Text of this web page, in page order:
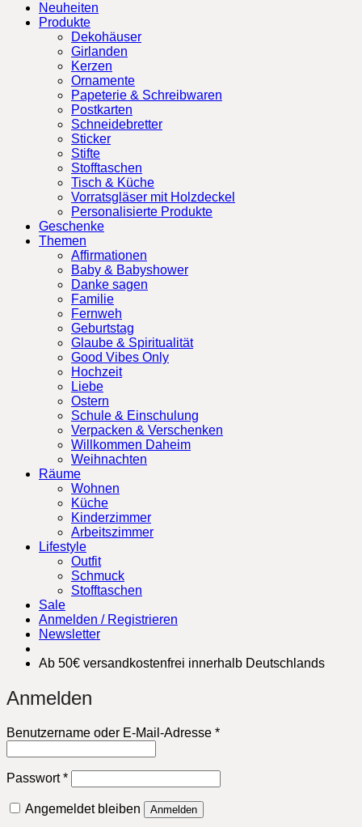
Neuheiten
Produkte
Dekohäuser
Girlanden
Kerzen
Ornamente
Papeterie & Schreibwaren
Postkarten
Schneidebretter
Sticker
Stifte
Stofftaschen
Tisch & Küche
Vorratsgläser mit Holzdeckel
Personalisierte Produkte
Geschenke
Themen
Affirmationen
Baby & Babyshower
Danke sagen
Familie
Fernweh
Geburtstag
Glaube & Spiritualität
Good Vibes Only
Hochzeit
Liebe
Ostern
Schule & Einschulung
Verpacken & Verschenken
Willkommen Daheim
Weihnachten
Räume
Wohnen
Küche
Kinderzimmer
Arbeitszimmer
Lifestyle
Outfit
Schmuck
Stofftaschen
Sale
Anmelden / Registrieren
Newsletter
Ab 50€ versandkostenfrei innerhalb Deutschlands
Anmelden
Benutzername oder E-Mail-Adresse *Erforderlich
Passwort*Erforderlich
Angemeldet bleiben Anmelden